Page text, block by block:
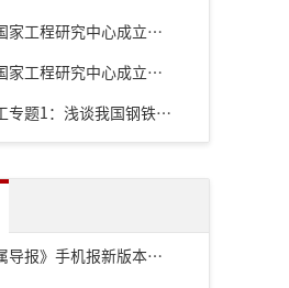
二十周年系列技术报道:板形综合控制技术的自主研发及创新
成立二十周年系列技术报道:板带钢控轧控冷技术
浅谈我国钢铁工业对深加工的认识历程
手机报新版本发布，免费下载，免费看